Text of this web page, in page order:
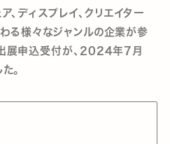
、ディスプレイ、クリエイター
わる様々なジャンルの企業が参
展申込受付が、2024年7月
。